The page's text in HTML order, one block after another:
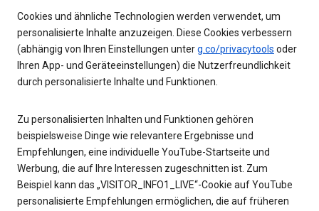
Cookies und ähnliche Technologien werden verwendet, um
personalisierte Inhalte anzuzeigen. Diese Cookies verbessern
(abhängig von Ihren Einstellungen unterg.co/privacytools oder
Ihren App- und Geräteeinstellungen) die Nutzerfreundlichkeit
durch personalisierte Inhalte und Funktionen.
Zu personalisierten Inhalten und Funktionen gehören
beispielsweise Dinge wie relevantere Ergebnisse und
Empfehlungen, eine individuelle YouTube-Startseite und
Werbung, die auf Ihre Interessen zugeschnitten ist. Zum
Beispiel kann das „VISITOR_INFO1_LIVE“-Cookie auf YouTube
personalisierte Empfehlungen ermöglichen, die auf früheren